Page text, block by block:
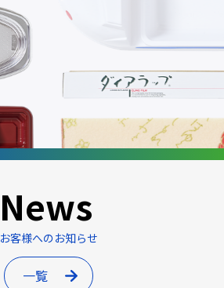
News
お客様へのお知らせ
一覧